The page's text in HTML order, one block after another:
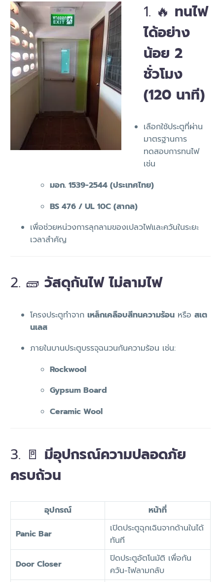
1. 🔥 ทนไฟ
ได้อย่าง
น้อย 2
ชั่วโมง
(120 นาที)
เลือกใช้ประตูที่ผ่าน
มาตรฐานการ
ทดสอบการทนไฟ
เช่น
มอก. 1539-2544 (ประเทศไทย)
BS 476 / UL 10C (สากล)
เพื่อช่วยหน่วงการลุกลามของเปลวไฟและควันในระยะ
เวลาสำคัญ
2. 🧱 วัสดุกันไฟ ไม่ลามไฟ
โครงประตูทำจาก เหล็กเคลือบสีทนความร้อน หรือ สเต
นเลส
ภายในบานประตูบรรจุฉนวนกันความร้อน เช่น:
Rockwool
Gypsum Board
Ceramic Wool
3. 🚪 มีอุปกรณ์ความปลอดภัย
ครบถ้วน
อุปกรณ์
หน้าที่
Panic Bar
เปิดประตูฉุกเฉินจากด้านในได้
ทันที
Door Closer
ปิดประตูอัตโนมัติ เพื่อกัน
ควัน-ไฟลามกลับ